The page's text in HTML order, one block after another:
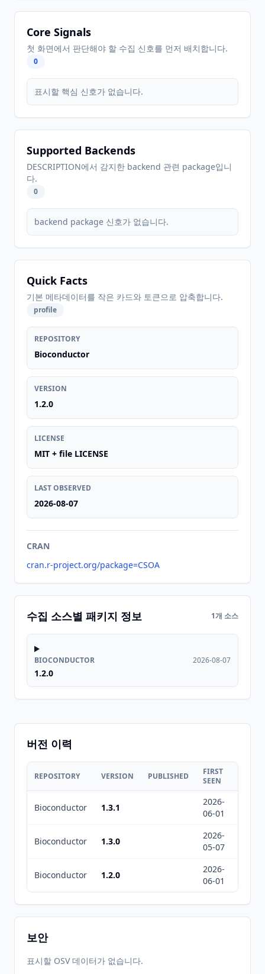
Core Signals
첫 화면에서 판단해야 할 수집 신호를 먼저 배치합니다.
0
표시할 핵심 신호가 없습니다.
Supported Backends
DESCRIPTION에서 감지한 backend 관련 package입니
다.
0
backend package 신호가 없습니다.
Quick Facts
기본 메타데이터를 작은 카드와 토큰으로 압축합니다.
profile
REPOSITORY
Bioconductor
VERSION
1.2.0
LICENSE
MIT + file LICENSE
LAST OBSERVED
2026-08-07
CRAN
cran.r-project.org/package=CSOA
수집 소스별 패키지 정보 1개 소스
BIOCONDUCTOR
1.2.0
2026-08-07
버전 이력
REPOSITORY VERSION PUBLISHED
FIRST
SEEN
Bioconductor 1.3.1
2026-
06-01
Bioconductor 1.3.0
2026-
05-07
Bioconductor 1.2.0
2026-
06-01
보안
표시할 OSV 데이터가 없습니다.